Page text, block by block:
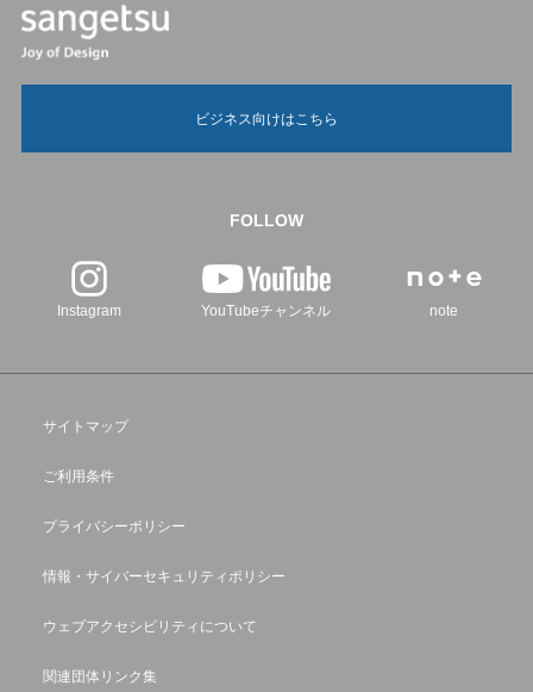
ビジネス向けはこちら
FOLLOW
Instagram YouTubeチャンネル note
サイトマップ
ご利用条件
プライバシーポリシー
情報・サイバーセキュリティポリシー
ウェブアクセシビリティについて
関連団体リンク集